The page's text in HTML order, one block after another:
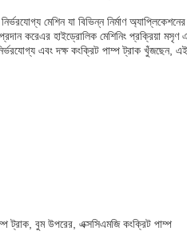
মেশিন যা বিভিন্ন নির্মাণ
করেএর হাইড্রোলিক মেশিনিং প্রক্রিয়া
এবং দক্ষ কংক্রিট পাম্প ট্রাক খুঁজছেন,
ট্রাক, বুম উপরের, এক্সসিএমজি কংক্রিট পাম্প